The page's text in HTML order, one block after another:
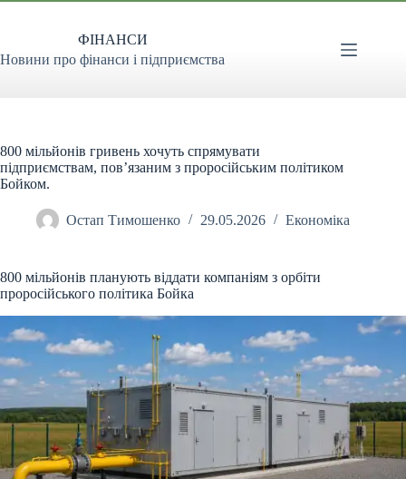
Перейти
ФІНАНСИ
Новини про фінанси і підприємства
800 мільйонів гривень хочуть спрямувати
підприємствам, пов’язаним з проросійським політиком
Бойком.
Остап Тимошенко 29.05.2026 Економіка
800 мільйонів планують віддати компаніям з орбіти
проросійського політика Бойка